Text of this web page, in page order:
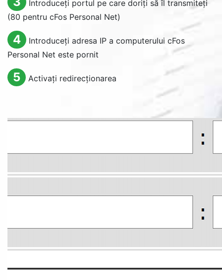
Introduceți portul pe care doriți să îl transmiteți
(80 pentru cFos Personal Net)
4
Introduceți adresa IP a computerului cFos
Personal Net este pornit
5 Activați redirecționarea